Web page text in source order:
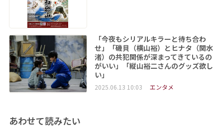
「今夜もシリアルキラーと待ち合わ
せ」「磯貝（横山裕）とヒナタ（関水
渚）の共犯関係が深まってきているの
がいい」「縦山裕二さんのグッズ欲し
い」
2025.06.13 10:03 エンタメ
あわせて読みたい